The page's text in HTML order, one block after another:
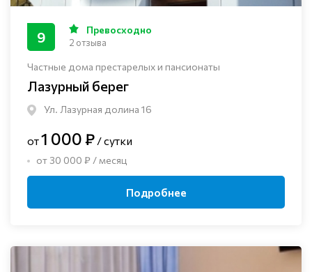
Частные дома престарелых и пансионаты
Лазурный берег
Ул. Лазурная долина 16
9 Превосходно
2 отзыва
от1 000 ₽ / сутки
от 30 000 ₽ / месяц
Подробнее